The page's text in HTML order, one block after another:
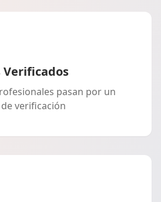
Verificados
pasan por un
verificación